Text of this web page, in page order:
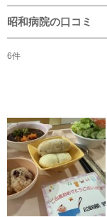
昭和病院の口コミ
6件